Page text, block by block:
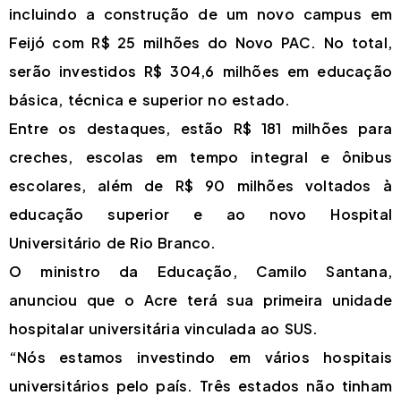
incluindo a construção de um novo campus em
Feijó com R$ 25 milhões do Novo PAC. No total,
serão investidos R$ 304,6 milhões em educação
básica, técnica e superior no estado.
Entre os destaques, estão R$ 181 milhões para
creches, escolas em tempo integral e ônibus
escolares, além de R$ 90 milhões voltados à
educação superior e ao novo Hospital
Universitário de Rio Branco.
O ministro da Educação, Camilo Santana,
anunciou que o Acre terá sua primeira unidade
hospitalar universitária vinculada ao SUS.
“Nós estamos investindo em vários hospitais
universitários pelo país. Três estados não tinham